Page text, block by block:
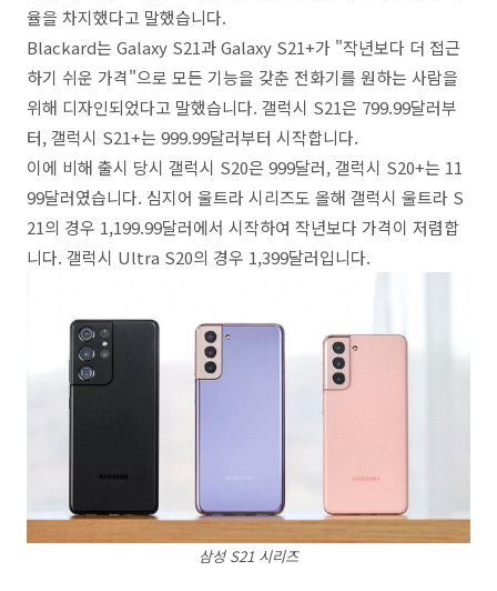
율을 차지했다고 말했습니다.
Blackard는 Galaxy S21과 Galaxy S21+가 "작년보다 더 접근
하기 쉬운 가격"으로 모든 기능을 갖춘 전화기를 원하는 사람을
위해 디자인되었다고 말했습니다. 갤럭시 S21은 799.99달러부
터, 갤럭시 S21+는 999.99달러부터 시작합니다.
이에 비해 출시 당시 갤럭시 S20은 999달러, 갤럭시 S20+는 11
99달러였습니다. 심지어 울트라 시리즈도 올해 갤럭시 울트라 S
21의 경우 1,199.99달러에서 시작하여 작년보다 가격이 저렴합
니다. 갤럭시 Ultra S20의 경우 1,399달러입니다.
삼성 S21 시리즈